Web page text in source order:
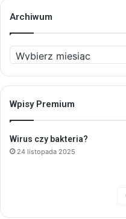
Archiwum
Archiwum
Wpisy Premium
Wirus czy bakteria?
24 listopada 2025